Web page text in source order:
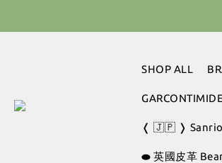
SHOP ALL
GARCONTIMIDE
❬ 🇯🇵 ❭ Sanrio
⬬ 英國皮革